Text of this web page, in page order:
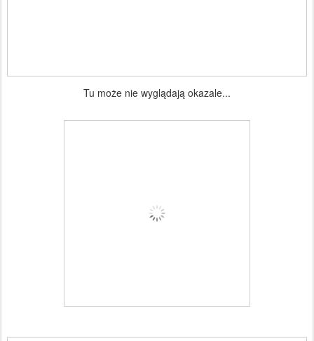
Tu może nie wyglądają okazale...